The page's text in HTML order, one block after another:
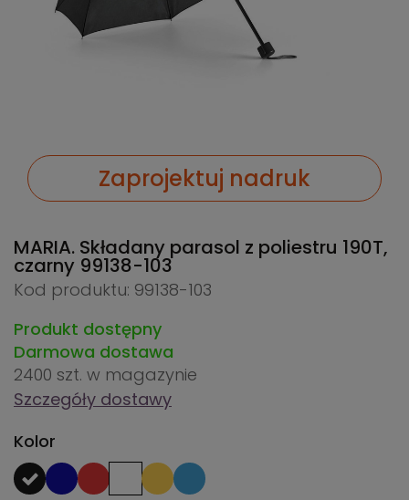
Zaprojektuj nadruk
MARIA. Składany parasol z poliestru 190T,
czarny 99138-103
Kod produktu: 99138-103
Produkt dostępny
Darmowa dostawa
2400 szt. w magazynie
Szczegóły dostawy
Kolor